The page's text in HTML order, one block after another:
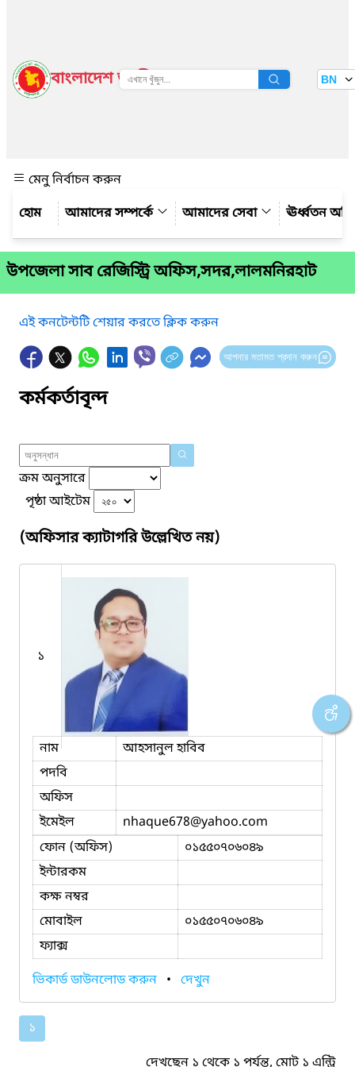
বাংলাদেশ জাতীয় তথ্য বাতায়ন BN
মেনু নির্বাচন করুন
আমাদের সম্পর্কে
আমাদের সেবা ঊর্ধ্বতন
উপজেলা সাব রেজিস্ট্রি অফিস,সদর,লালমনিরহাট
এই কনটেন্টটি শেয়ার করতে ক্লিক করুন
আপনার মতামত প্রদান করুন
কর্মকর্তাবৃন্দ
ক্রম অনুসারে
পৃষ্ঠা আইটেম
(অফিসার ক্যাটাগরি উল্লেখিত নয়)
১
নাম
আহসানুল হাবিব
পদবি
অফিস
ইমেইল
nhaque678@yahoo.com
ফোন (অফিস)
০১৫৫০৭০৬০৪৯
ইন্টারকম
কক্ষ নম্বর
মোবাইল
০১৫৫০৭০৬০৪৯
ফ্যাক্স
ভিকার্ড ডাউনলোড করুন • দেখুন
১
দেখছেন ১ থেকে ১ পর্যন্ত, মোট ১ এন্ট্রি